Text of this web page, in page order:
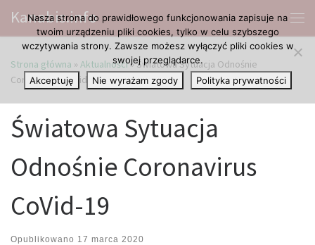
Przejdź do treści
Kanabis.info
Strona główna » Aktualności»Światowa Sytuacja Odnośnie
Coronavirus CoVid-19
Światowa Sytuacja
Odnośnie Coronavirus
CoVid-19
Opublikowano 17 marca 2020
Nasza strona do prawidłowego funkcjonowania zapisuje na
twoim urządzeniu pliki cookies, tylko w celu szybszego
wczytywania strony. Zawsze możesz wyłączyć pliki cookies w
swojej przeglądarce.
Akceptuję
Nie wyrażam zgody Polityka prywatności